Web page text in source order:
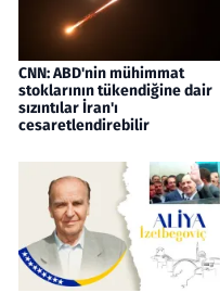
CNN: ABD'nin mühimmat
stoklarının tükendiğine dair
sızıntılar İran'ı
cesaretlendirebilir